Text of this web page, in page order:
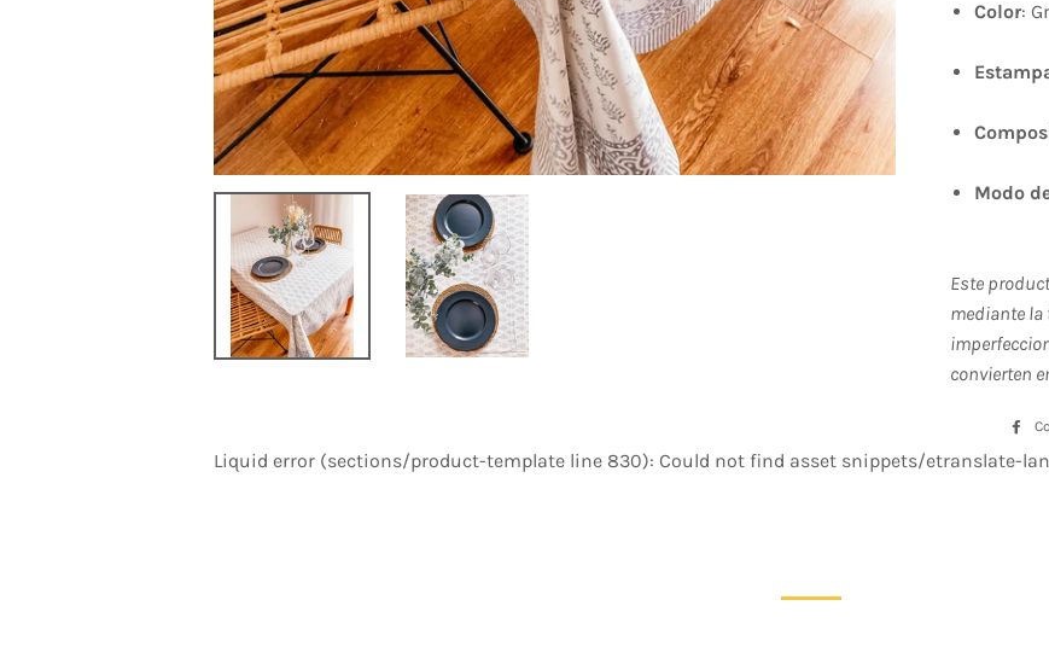
Color:
Modo
Este
mediante la
convierten
Liquid error (sections/product-template line 830): Could not find asset snippets/etranslate-